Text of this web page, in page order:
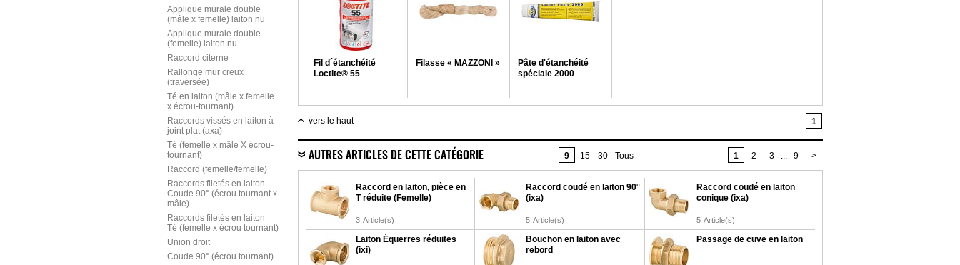
Applique murale double
(mâle x femelle) laiton nu
Applique murale double
(femelle) laiton nu
Raccord citerne
Rallonge mur creux
(traversée)
Té en laiton (mâle x femelle
x écrou-tournant)
Raccords vissés en laiton à
joint plat (axa)
Té (femelle x mâle X écrou-
tournant)
Raccord (femelle/femelle)
Raccords filetés en laiton
Coude 90° (écrou tournant x
mâle)
Raccords filetés en laiton
Té (femelle x écrou tournant)
Union droit
Coude 90° (écrou tournant)
Fil d´étanchéité
Loctite® 55
Filasse « MAZZONI »
Pâte d'étanchéité
spéciale 2000
vers le haut 1
AUTRES ARTICLES DE CETTE CATÉGORIE 9 15 30 Tous 1 2 3 ... 9 >
Raccord en laiton, pièce en
T réduite (Femelle)
3 Article(s)
Raccord coudé en laiton 90°
(ixa)
5 Article(s)
Raccord coudé en laiton
conique (ixa)
5 Article(s)
Laiton Équerres réduites
(ixi)
Bouchon en laiton avec
rebord
Passage de cuve en laiton